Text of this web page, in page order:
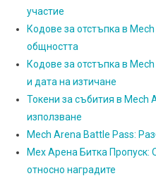
участие
Кодове за отстъпка в
общността
Кодове за отстъпка в
и дата на изтичане
Токени за събития в Mech
използване
Mech Arena Battle Pass:
Мех Арена Битка Пропуск:
относно наградите